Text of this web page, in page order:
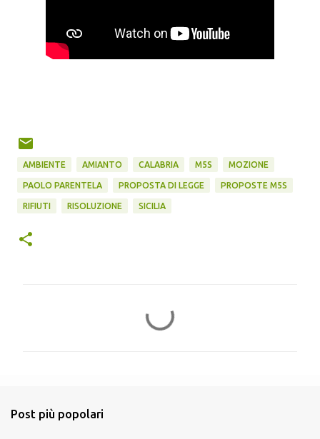
AMBIENTE AMIANTO CALABRIA M5S MOZIONE
PAOLO PARENTELA PROPOSTA DI LEGGE PROPOSTE M5S
RIFIUTI RISOLUZIONE SICILIA
Post più popolari